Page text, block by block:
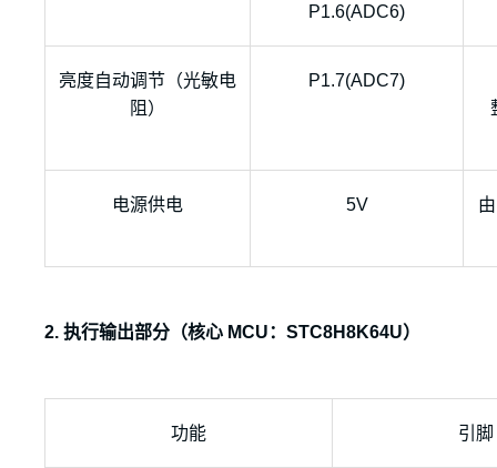
P1.6(ADC6)
亮度自动调节（光敏电
阻）
P1.7(ADC7)
电源供电 5V
2. 执行输出部分（核心 MCU：STC8H8K64U）
功能 引脚